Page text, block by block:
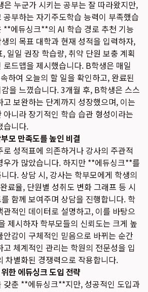
누군가 시키는 공부는 잘 따라왔지만,
부하는 자기주도학습 능력이 부족했습
**에듀싱크**의 AI 학습 경로 추천 기능
의 목표 대학과 현재 성적을 입력하자,
일일 권장 학습량, 취약 단원 보충 계획
드맵을 제시했습니다. B학생은 매일
하여 오늘의 할 일을 확인하고, 완료된
을 느꼈습니다. 3개월 후, B학생은 스스
보완하는 단계까지 성장했으며, 이는
니라 장기적인 학습 습관 형성이라는
습니다.
모 만족도를 높인 비결
성적표에 의존하거나 강사의 주관적
우가 많았습니다. 하지만 **에듀싱크**를
다. 상담 시, 강사는 학부모에게 학생의
료율, 단원별 성취도 변화 그래프 등 시
함께 보여주며 상담을 진행합니다. 학
적인 데이터로 설명하고, 이를 바탕으
제시하자 학부모들의 신뢰도는 크게 높
안감이 구체적인 믿음으로 바뀌는 순간
체계적인 관리는 학원의 전문성을 입
차별화된 경쟁력으로 작용합니다.
한 에듀싱크 도입 전략
갖춘 **에듀싱크**지만, 성공적인 도입과